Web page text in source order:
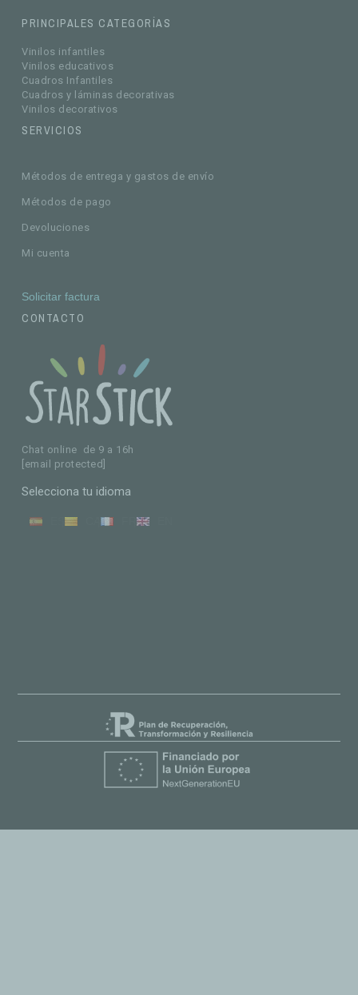
PRINCIPALES CATEGORÍAS
Vinilos infantiles
Vinilos educativos
Cuadros Infantiles
Cuadros y láminas decorativas
Vinilos decorativos
SERVICIOS
Métodos de entrega y gastos de envío
Métodos de pago
Devoluciones
Mi cuenta
Solicitar factura
CONTACTO
Chat online de 9 a 16h
[email protected]
Selecciona tu idioma
ES CA FR